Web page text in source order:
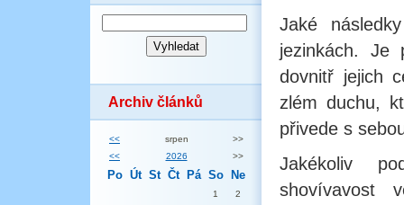
Archiv článků
<< srpen
>>
<<
2026 >>
Po Út St Čt Pá So Ne
1
2
Jaké
jezinkách. Je
dovnitř jejich
zlém duchu,
přivede s
Jakékoliv
shovívavost